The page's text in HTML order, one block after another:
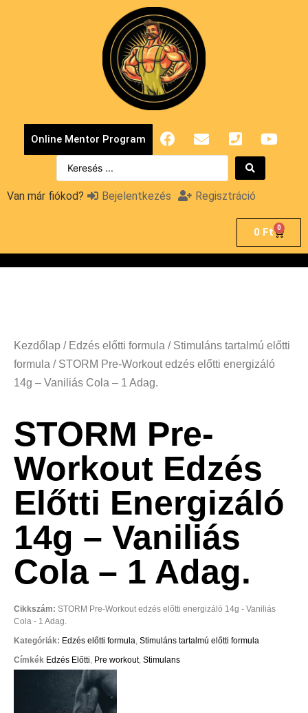
Online Mentor Program
Van már fiókod? Bejelentkezés Regisztráció
0 Ft 0
Kezdőlap / Edzés előtti formula / Stimuláns tartalmú előtti
formula / STORM Pre-Workout edzés előtti energizáló
14g – Vaniliás Cola – 1 Adag.
STORM Pre-
Workout Edzés
Előtti Energizáló
14g – Vaniliás
Cola – 1 Adag.
Cikkszám: STORM Pre-Workout edzés előtti energizáló 14g - Vaniliás
Cola - 1 Adag.
Kategóriák: Edzés előtti formula, Stimuláns tartalmú előtti formula
Címkék Edzés Előtti, Pre workout, Stimulans